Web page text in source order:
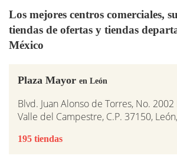
Los mejores centros comerciales,
tiendas de ofertas y tiendas
México
Plaza Mayor en León
Blvd. Juan Alonso de Torres, No.
Valle del Campestre, C.P. 37150,
195 tiendas